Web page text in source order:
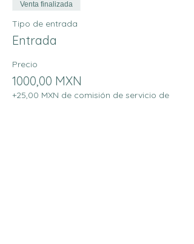
Venta finalizada
Tipo de entrada
Entrada
Precio
1000,00 MXN
+25,00 MXN de comisión de servicio de